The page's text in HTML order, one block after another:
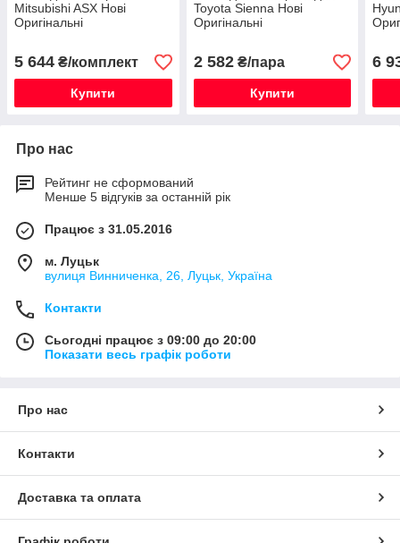
Mitsubishi ASX Нові
Оригінальні
5 644 ₴/комплект
Купити
Toyota Sienna Нові
Оригінальні
2 582₴/пара
Купити
6
Про нас
Рейтинг не сформований
Менше 5 відгуків за останній рік
Працює з 31.05.2016
м. Луцьк
вулиця Винниченка, 26, Луцьк, Україна
Контакти
Сьогодні працює з 09:00 до 20:00
Показати весь графік роботи
Про нас
Контакти
Доставка та оплата